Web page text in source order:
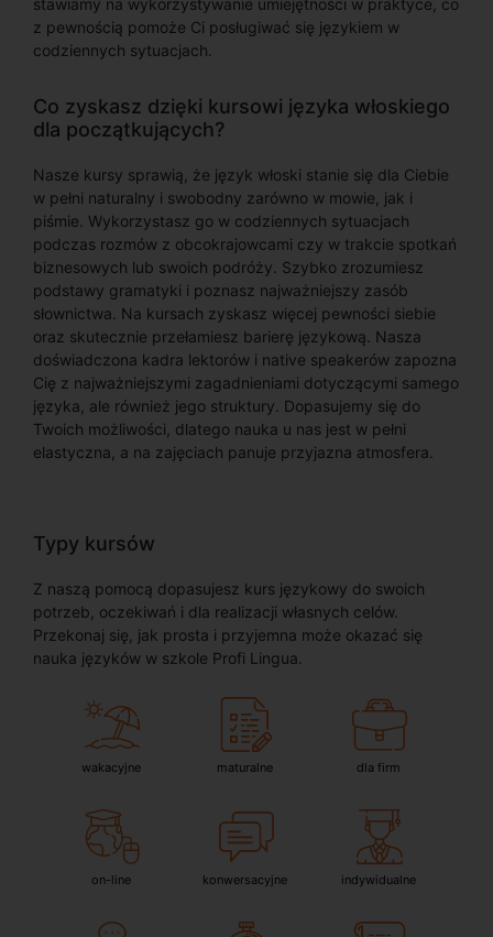
stawiamy na wykorzystywanie umiejętności w praktyce, co
z pewnością pomoże Ci posługiwać się językiem w
codziennych sytuacjach.
Co zyskasz dzięki kursowi języka włoskiego
dla początkujących?
Nasze kursy sprawią, że język włoski stanie się dla Ciebie
w pełni naturalny i swobodny zarówno w mowie, jak i
piśmie. Wykorzystasz go w codziennych sytuacjach
podczas rozmów z obcokrajowcami czy w trakcie spotkań
biznesowych lub swoich podróży. Szybko zrozumiesz
podstawy gramatyki i poznasz najważniejszy zasób
słownictwa. Na kursach zyskasz więcej pewności siebie
oraz skutecznie przełamiesz barierę językową. Nasza
doświadczona kadra lektorów i native speakerów zapozna
Cię z najważniejszymi zagadnieniami dotyczącymi samego
języka, ale również jego struktury. Dopasujemy się do
Twoich możliwości, dlatego nauka u nas jest w pełni
elastyczna, a na zajęciach panuje przyjazna atmosfera.
Typy kursów
Z naszą pomocą dopasujesz kurs językowy do swoich
potrzeb, oczekiwań i dla realizacji własnych celów.
Przekonaj się, jak prosta i przyjemna może okazać się
nauka języków w szkole Profi Lingua.
wakacyjne maturalne dla firm
on-line konwersacyjne indywidualne